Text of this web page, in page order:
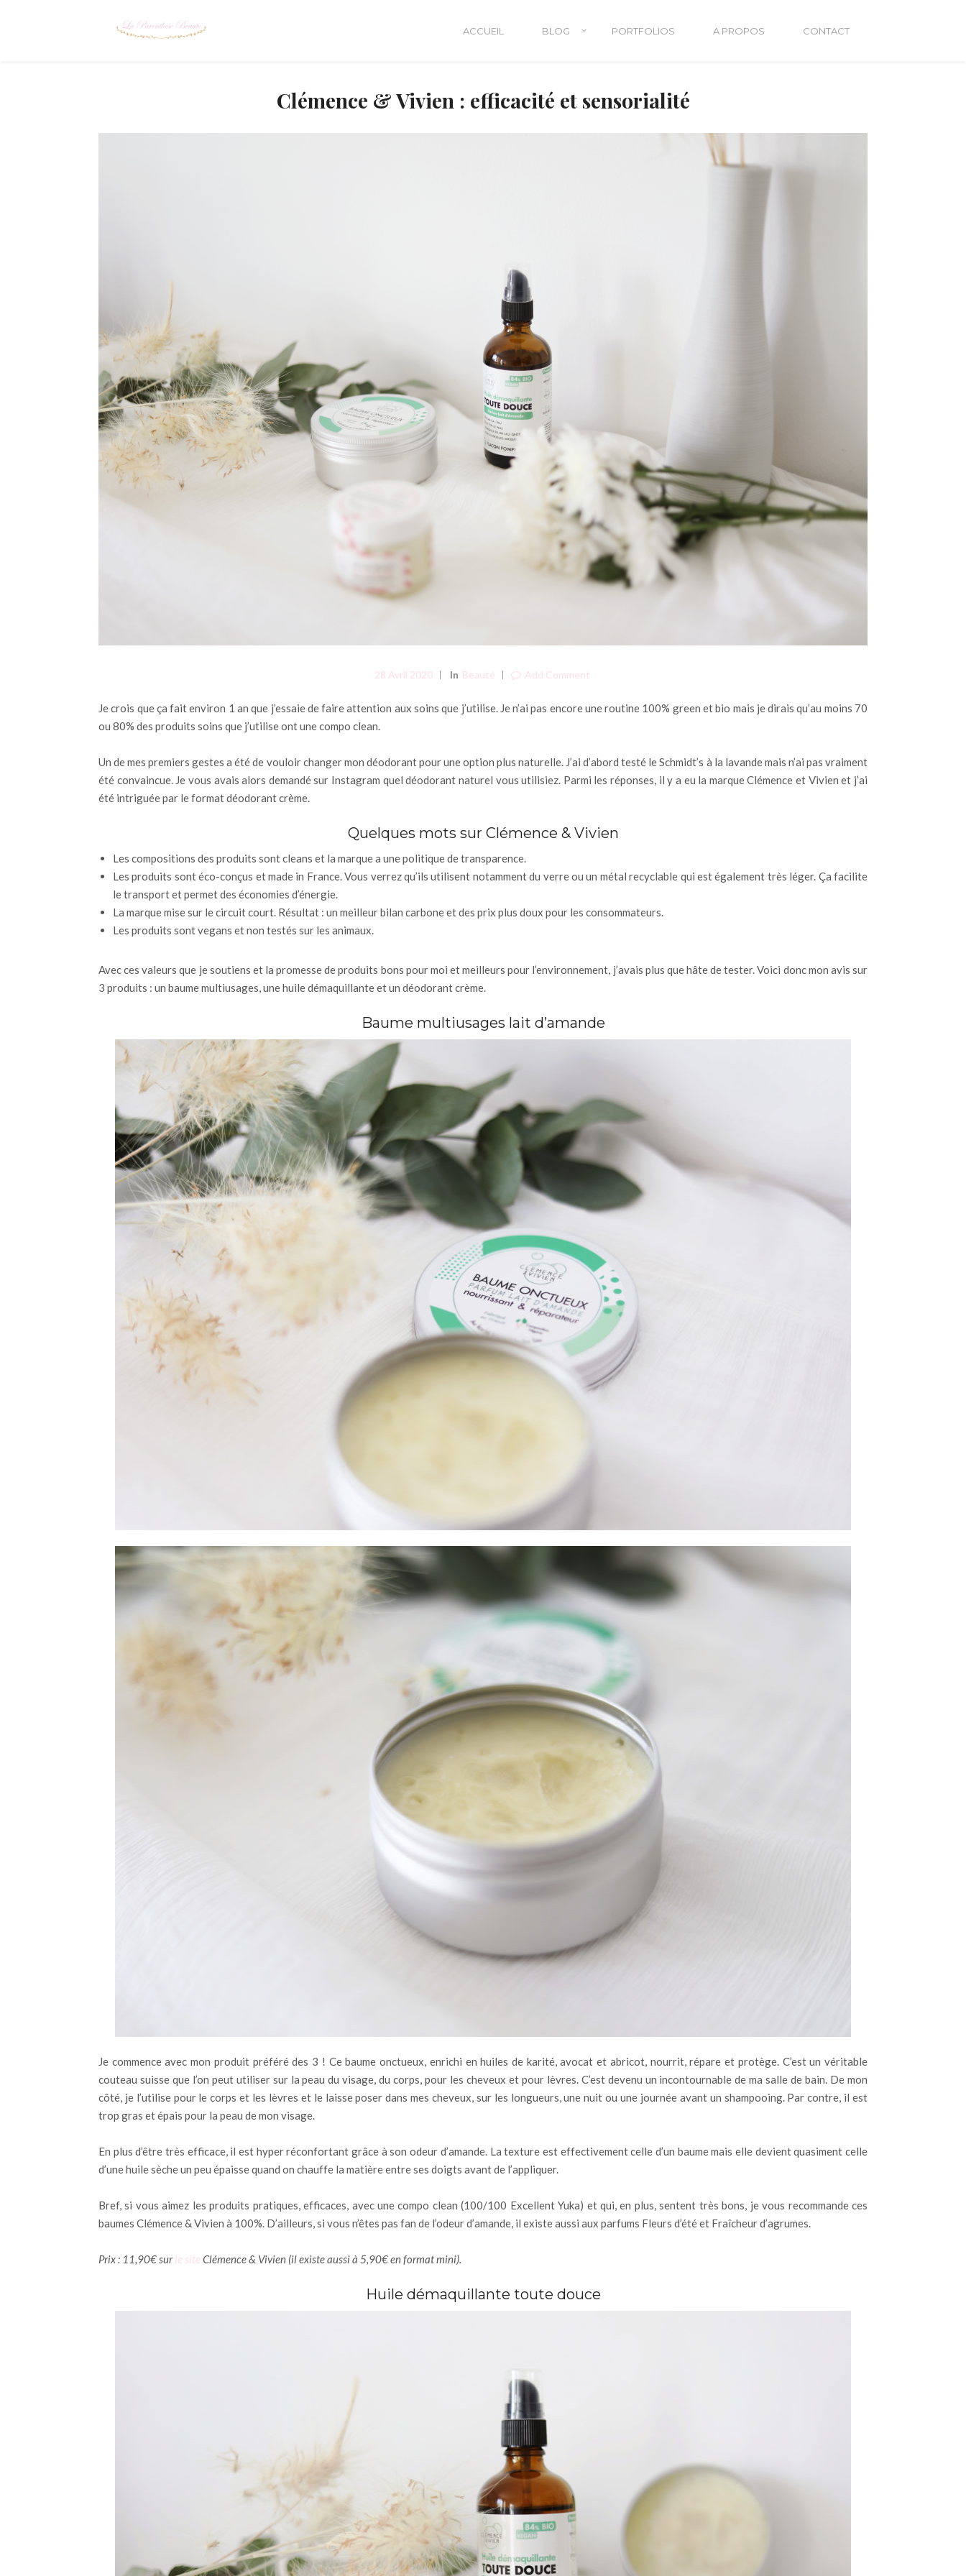
ACCUEIL BLOG PORTFOLIOS A PROPOS CONTACT
Clémence & Vivien : efficacité et sensorialité
28 Avril 2020 In Beauté Add Comment
Je crois que ça fait environ 1 an que j’essaie de faire attention aux soins que j’utilise. Je n’ai pas encore une routine 100% green et bio mais je dirais qu’au moins 70
ou 80% des produits soins que j’utilise ont une compo clean.
Un de mes premiers gestes a été de vouloir changer mon déodorant pour une option plus naturelle. J’ai d’abord testé le Schmidt’s à la lavande mais n’ai pas vraiment
été convaincue. Je vous avais alors demandé sur Instagram quel déodorant naturel vous utilisiez. Parmi les réponses, il y a eu la marque Clémence et Vivien et j’ai
été intriguée par le format déodorant crème.
Quelques mots sur Clémence & Vivien
Les compositions des produits sont cleans et la marque a une politique de transparence.
Les produits sont éco-conçus et made in France. Vous verrez qu’ils utilisent notamment du verre ou un métal recyclable qui est également très léger. Ça facilite
le transport et permet des économies d’énergie.
La marque mise sur le circuit court. Résultat : un meilleur bilan carbone et des prix plus doux pour les consommateurs.
Les produits sont vegans et non testés sur les animaux.
Avec ces valeurs que je soutiens et la promesse de produits bons pour moi et meilleurs pour l’environnement, j’avais plus que hâte de tester. Voici donc mon avis sur
3 produits : un baume multiusages, une huile démaquillante et un déodorant crème.
Baume multiusages lait d’amande
Je commence avec mon produit préféré des 3 ! Ce baume onctueux, enrichi en huiles de karité, avocat et abricot, nourrit, répare et protège. C’est un véritable
couteau suisse que l’on peut utiliser sur la peau du visage, du corps, pour les cheveux et pour lèvres. C’est devenu un incontournable de ma salle de bain. De mon
côté, je l’utilise pour le corps et les lèvres et le laisse poser dans mes cheveux, sur les longueurs, une nuit ou une journée avant un shampooing. Par contre, il est
trop gras et épais pour la peau de mon visage.
En plus d’être très efficace, il est hyper réconfortant grâce à son odeur d’amande. La texture est effectivement celle d’un baume mais elle devient quasiment celle
d’une huile sèche un peu épaisse quand on chauffe la matière entre ses doigts avant de l’appliquer.
Bref, si vous aimez les produits pratiques, efficaces, avec une compo clean (100/100 Excellent Yuka) et qui, en plus, sentent très bons, je vous recommande ces
baumes Clémence & Vivien à 100%. D’ailleurs, si vous n’êtes pas fan de l’odeur d’amande, il existe aussi aux parfums Fleurs d’été et Fraîcheur d’agrumes.
Prix : 11,90€ surle site Clémence & Vivien (il existe aussi à 5,90€ en format mini).
Huile démaquillante toute douce